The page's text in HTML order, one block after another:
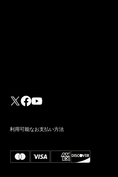
利用可能なお支払い方法